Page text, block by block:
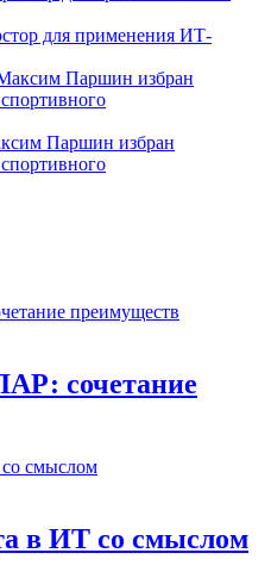
для применения ИТ-
Паршин избран
сочетание
в ИТ со смыслом